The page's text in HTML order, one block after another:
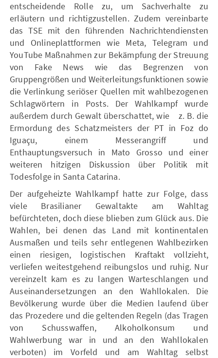
entscheidende Rolle zu, um Sachverhalte zu
erläutern und richtigzustellen. Zudem vereinbarte
das TSE mit den führenden Nachrichtendiensten
und Onlineplattformen wie Meta, Telegram und
YouTube Maßnahmen zur Bekämpfung der Streuung
von Fake News wie das Begrenzen von
Gruppengrößen und Weiterleitungsfunktionen sowie
die Verlinkung seriöser Quellen mit wahlbezogenen
Schlagwörtern in Posts. Der Wahlkampf wurde
außerdem durch Gewalt überschattet, wie z. B. die
Ermordung des Schatzmeisters der PT in Foz do
Iguaçu, einem Messerangriff und
Enthauptungsversuch in Mato Grosso und einer
weiteren hitzigen Diskussion über Politik mit
Todesfolge in Santa Catarina.
Der aufgeheizte Wahlkampf hatte zur Folge, dass
viele Brasilianer Gewaltakte am Wahltag
befürchteten, doch diese blieben zum Glück aus. Die
Wahlen, bei denen das Land mit kontinentalen
Ausmaßen und teils sehr entlegenen Wahlbezirken
einen riesigen, logistischen Kraftakt vollzieht,
verliefen weitestgehend reibungslos und ruhig. Nur
vereinzelt kam es zu langen Warteschlangen und
Auseinandersetzungen an den Wahllokalen. Die
Bevölkerung wurde über die Medien laufend über
das Prozedere und die geltenden Regeln (das Tragen
von Schusswaffen, Alkoholkonsum und
Wahlwerbung war in und an den Wahllokalen
verboten) im Vorfeld und am Wahltag selbst